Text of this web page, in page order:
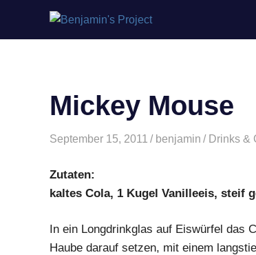
Mickey Mouse
September 15, 2011 benjamin Drinks &
Zutaten:
kaltes Cola, 1 Kugel Vanilleeis, steif
In ein Longdrinkglas auf Eiswürfel das
Haube darauf setzen, mit einem